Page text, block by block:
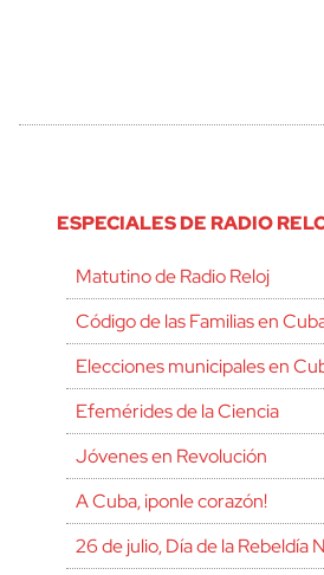
ESPECIALES DE RADIO
Matutino de Radio Reloj
Código de las Familias en
Elecciones municipales en
Efemérides de la Ciencia
Jóvenes en Revolución
A Cuba, ¡ponle corazón!
26 de julio, Día de la Rebeldía